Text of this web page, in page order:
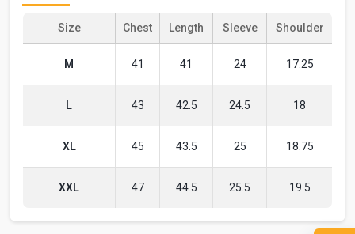
Size Chest Length Sleeve Shoulder
M 41 41 24 17.25
L 43 42.5 24.5 18
XL 45 43.5 25 18.75
XXL 47 44.5 25.5 19.5